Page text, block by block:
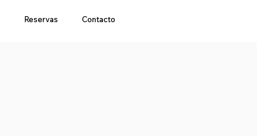
Reservas Contacto